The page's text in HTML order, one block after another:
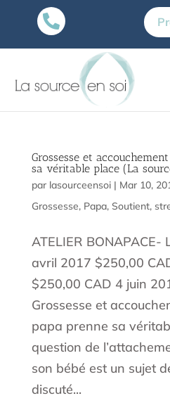

Grossesse et
sa véritable place (La
par lasourceensoi| Mar 10,
Grossesse, Papa, Soutient,
ATELIER BONAPACE-
avril 2017 $250,00
$250,00 CAD 4 juin
Grossesse et
papa prenne sa
question de
son bébé est un sujet
discuté...